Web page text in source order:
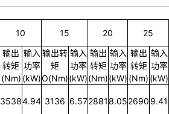
10 15 20 25
输出
转矩
(Nm)
输入
功率
(kW)
输出转
矩
O(Nm)
输入
功率
(kW)
输出
转矩
(Nm)
输入
功率
(kW)
输出
转矩
(Nm)
输入
功率
(kW)
35384.94 3136 6.5728818.052690 9.41